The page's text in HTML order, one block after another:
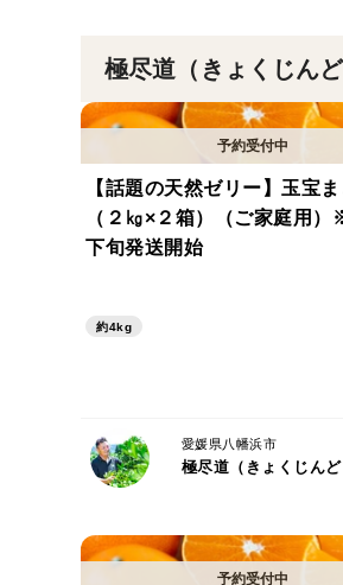
極尽道（きょくじん
【話題の天然ゼリー】玉宝
（２㎏×２箱）（ご家庭用）
下旬発送開始
約4kg
愛媛県八幡浜市
極尽道（きょくじんど